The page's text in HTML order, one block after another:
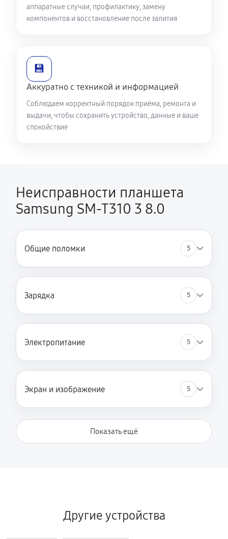
аппаратные случаи, профилактику, замену
компонентов и восстановление после залития
💾
Аккуратно с техникой и информацией
Соблюдаем корректный порядок приёма, ремонта и
выдачи, чтобы сохранить устройство, данные и ваше
спокойствие
Неисправности планшета
Samsung SM-T310 3 8.0
Общие поломки 5
Зарядка 5
Электропитание 5
Экран и изображение 5
Показать ещё
Другие устройства